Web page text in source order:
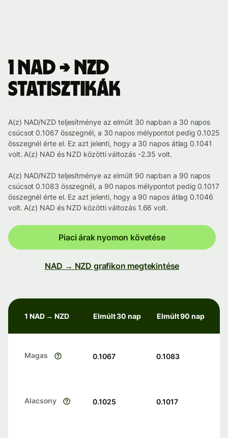
1 NAD → NZD
statisztikák
A(z) NAD/NZD teljesítménye az elmúlt 30 napban a 30 napos
csúcsot 0.1067 összegnél, a 30 napos mélypontot pedig 0.1025
összegnél érte el. Ez azt jelenti, hogy a 30 napos átlag 0.1041
volt. A(z) NAD és NZD közötti változás -2.35 volt.
A(z) NAD/NZD teljesítménye az elmúlt 90 napban a 90 napos
csúcsot 0.1083 összegnél, a 90 napos mélypontot pedig 0.1017
összegnél érte el. Ez azt jelenti, hogy a 90 napos átlag 0.1046
volt. A(z) NAD és NZD közötti változás 1.66 volt.
Piaci árak nyomon követése
NAD → NZD grafikon megtekintése
1 NAD → NZD Elmúlt 30 nap Elmúlt 90 nap
Magas 0.1067 0.1083
Alacsony 0.1025 0.1017